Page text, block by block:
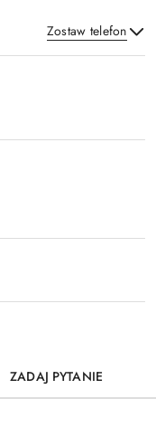
Zostaw telefon
ZADAJ PYTANIE